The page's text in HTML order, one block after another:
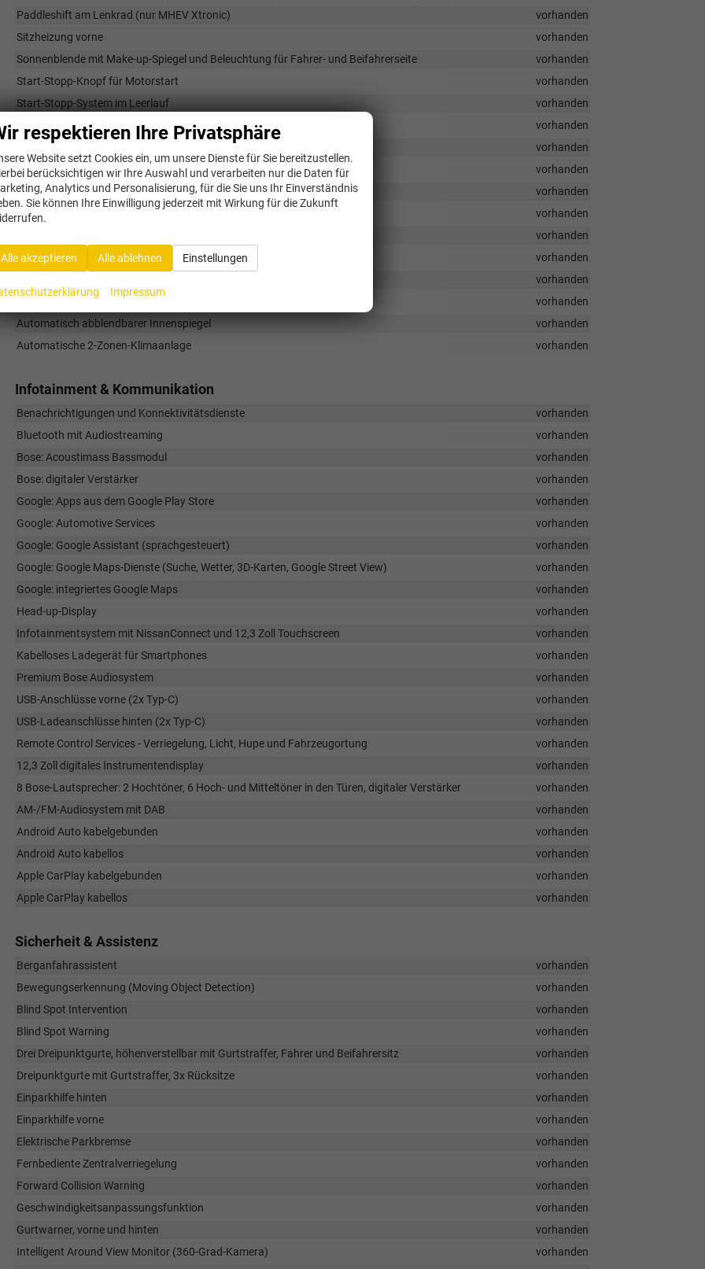
Paddleshift am Lenkrad (nur MHEV Xtronic)
vorhanden
Sitzheizung vorne
vorhanden
Sonnenblende mit Make-up-Spiegel und Beleuchtung für Fahrer- und Beifahrerseite
vorhanden
Start-Stopp-Knopf für Motorstart
vorhanden
Start-Stopp-System im Leerlauf
vorhanden
Tasche an der Rückseite des Beifahrersitzes
vorhanden
Tasche an der Rückseite des Fahrersitzes
vorhanden
Verchromte Innen-Türgriffe
vorhanden
Zwei Getränkehalter vorne
vorhanden
12-V-Steckdose im Armaturenbrett und im Kofferraum
vorhanden
vorhanden
Ambientebeleuchtung, teilweise Abdeckung (RGB-Licht)
vorhanden
vorhanden
Armlehne vorne (in Mittelkonsole und Türen)
vorhanden
Automatisch abblendbarer Innenspiegel
vorhanden
Automatische 2-Zonen-Klimaanlage
vorhanden
Infotainment & Kommunikation
Benachrichtigungen und Konnektivitätsdienste
vorhanden
Bluetooth mit Audiostreaming
vorhanden
Bose: Acoustimass Bassmodul
vorhanden
Bose: digitaler Verstärker
vorhanden
Google: Apps aus dem Google Play Store
vorhanden
Google: Automotive Services
vorhanden
Google: Google Assistant (sprachgesteuert)
vorhanden
Google: Google Maps-Dienste (Suche, Wetter, 3D-Karten, Google Street View)
vorhanden
Google: integriertes Google Maps
vorhanden
Head-up-Display
vorhanden
Infotainmentsystem mit NissanConnect und 12,3 Zoll Touchscreen
vorhanden
Kabelloses Ladegerät für Smartphones
vorhanden
Premium Bose Audiosystem
vorhanden
USB-Anschlüsse vorne (2x Typ-C)
vorhanden
USB-Ladeanschlüsse hinten (2x Typ-C)
vorhanden
Remote Control Services - Verriegelung, Licht, Hupe und Fahrzeugortung
vorhanden
12,3 Zoll digitales Instrumentendisplay
vorhanden
8 Bose-Lautsprecher: 2 Hochtöner, 6 Hoch- und Mitteltöner in den Türen, digitaler Verstärker
vorhanden
AM-/FM-Audiosystem mit DAB
vorhanden
Android Auto kabelgebunden
vorhanden
Android Auto kabellos
vorhanden
Apple CarPlay kabelgebunden
vorhanden
Apple CarPlay kabellos
vorhanden
Sicherheit & Assistenz
Berganfahrassistent
vorhanden
Bewegungserkennung (Moving Object Detection)
vorhanden
Blind Spot Intervention
vorhanden
Blind Spot Warning
vorhanden
Drei Dreipunktgurte, höhenverstellbar mit Gurtstraffer, Fahrer und Beifahrersitz
vorhanden
Dreipunktgurte mit Gurtstraffer, 3x Rücksitze
vorhanden
Einparkhilfe hinten
vorhanden
Einparkhilfe vorne
vorhanden
Elektrische Parkbremse
vorhanden
Fernbediente Zentralverriegelung
vorhanden
Forward Collision Warning
vorhanden
Geschwindigkeitsanpassungsfunktion
vorhanden
Gurtwarner, vorne und hinten
vorhanden
Intelligent Around View Monitor (360-Grad-Kamera)
vorhanden
respektieren Ihre Privatsphäre
Website setzt Cookies ein, um unsere Dienste für Sie bereitzustellen.
berücksichtigen wir Ihre Auswahl und verarbeiten nur die Daten für
Analytics und Personalisierung, für die Sie uns Ihr Einverständnis
Sie können Ihre Einwilligung jederzeit mit Wirkung für die Zukunft
Alle akzeptieren Alle ablehnen Einstellungen
Impressum